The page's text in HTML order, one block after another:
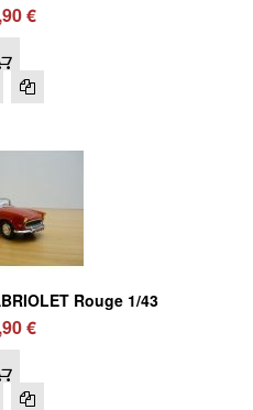
€
Rouge 1/43
€